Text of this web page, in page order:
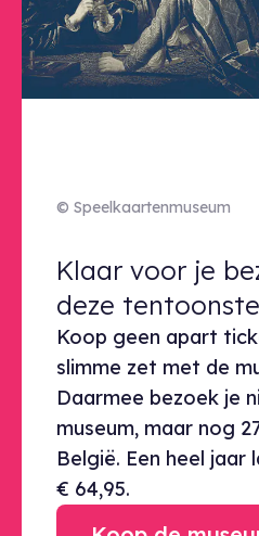
© Speelkaartenmuseum
Klaar voor je
Klaar voor je
deze
Koop geen apart
slimme zet met de
Daarmee bezoek je
museum, maar nog
België. Een heel jaar
€ 64,95.